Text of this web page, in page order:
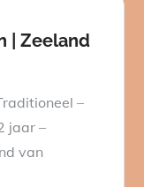
| Zeeland
–
jaar –
van